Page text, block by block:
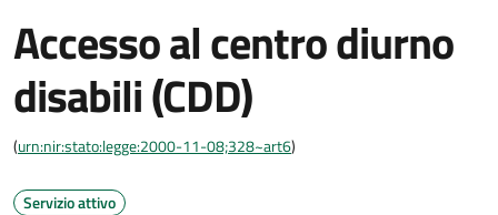
Accesso al centro diurno
disabili (CDD)
(urn:nir:stato:legge:2000-11-08;328~art6)
Servizio attivo